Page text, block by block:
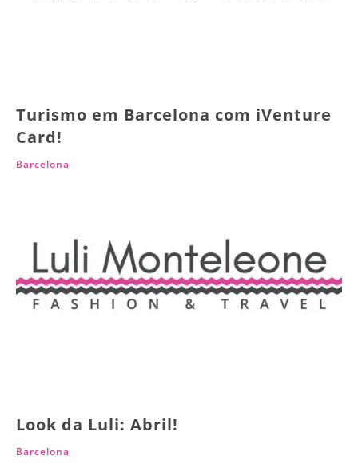
Turismo em Barcelona com iVenture
Card!
Barcelona
Look da Luli: Abril!
Barcelona